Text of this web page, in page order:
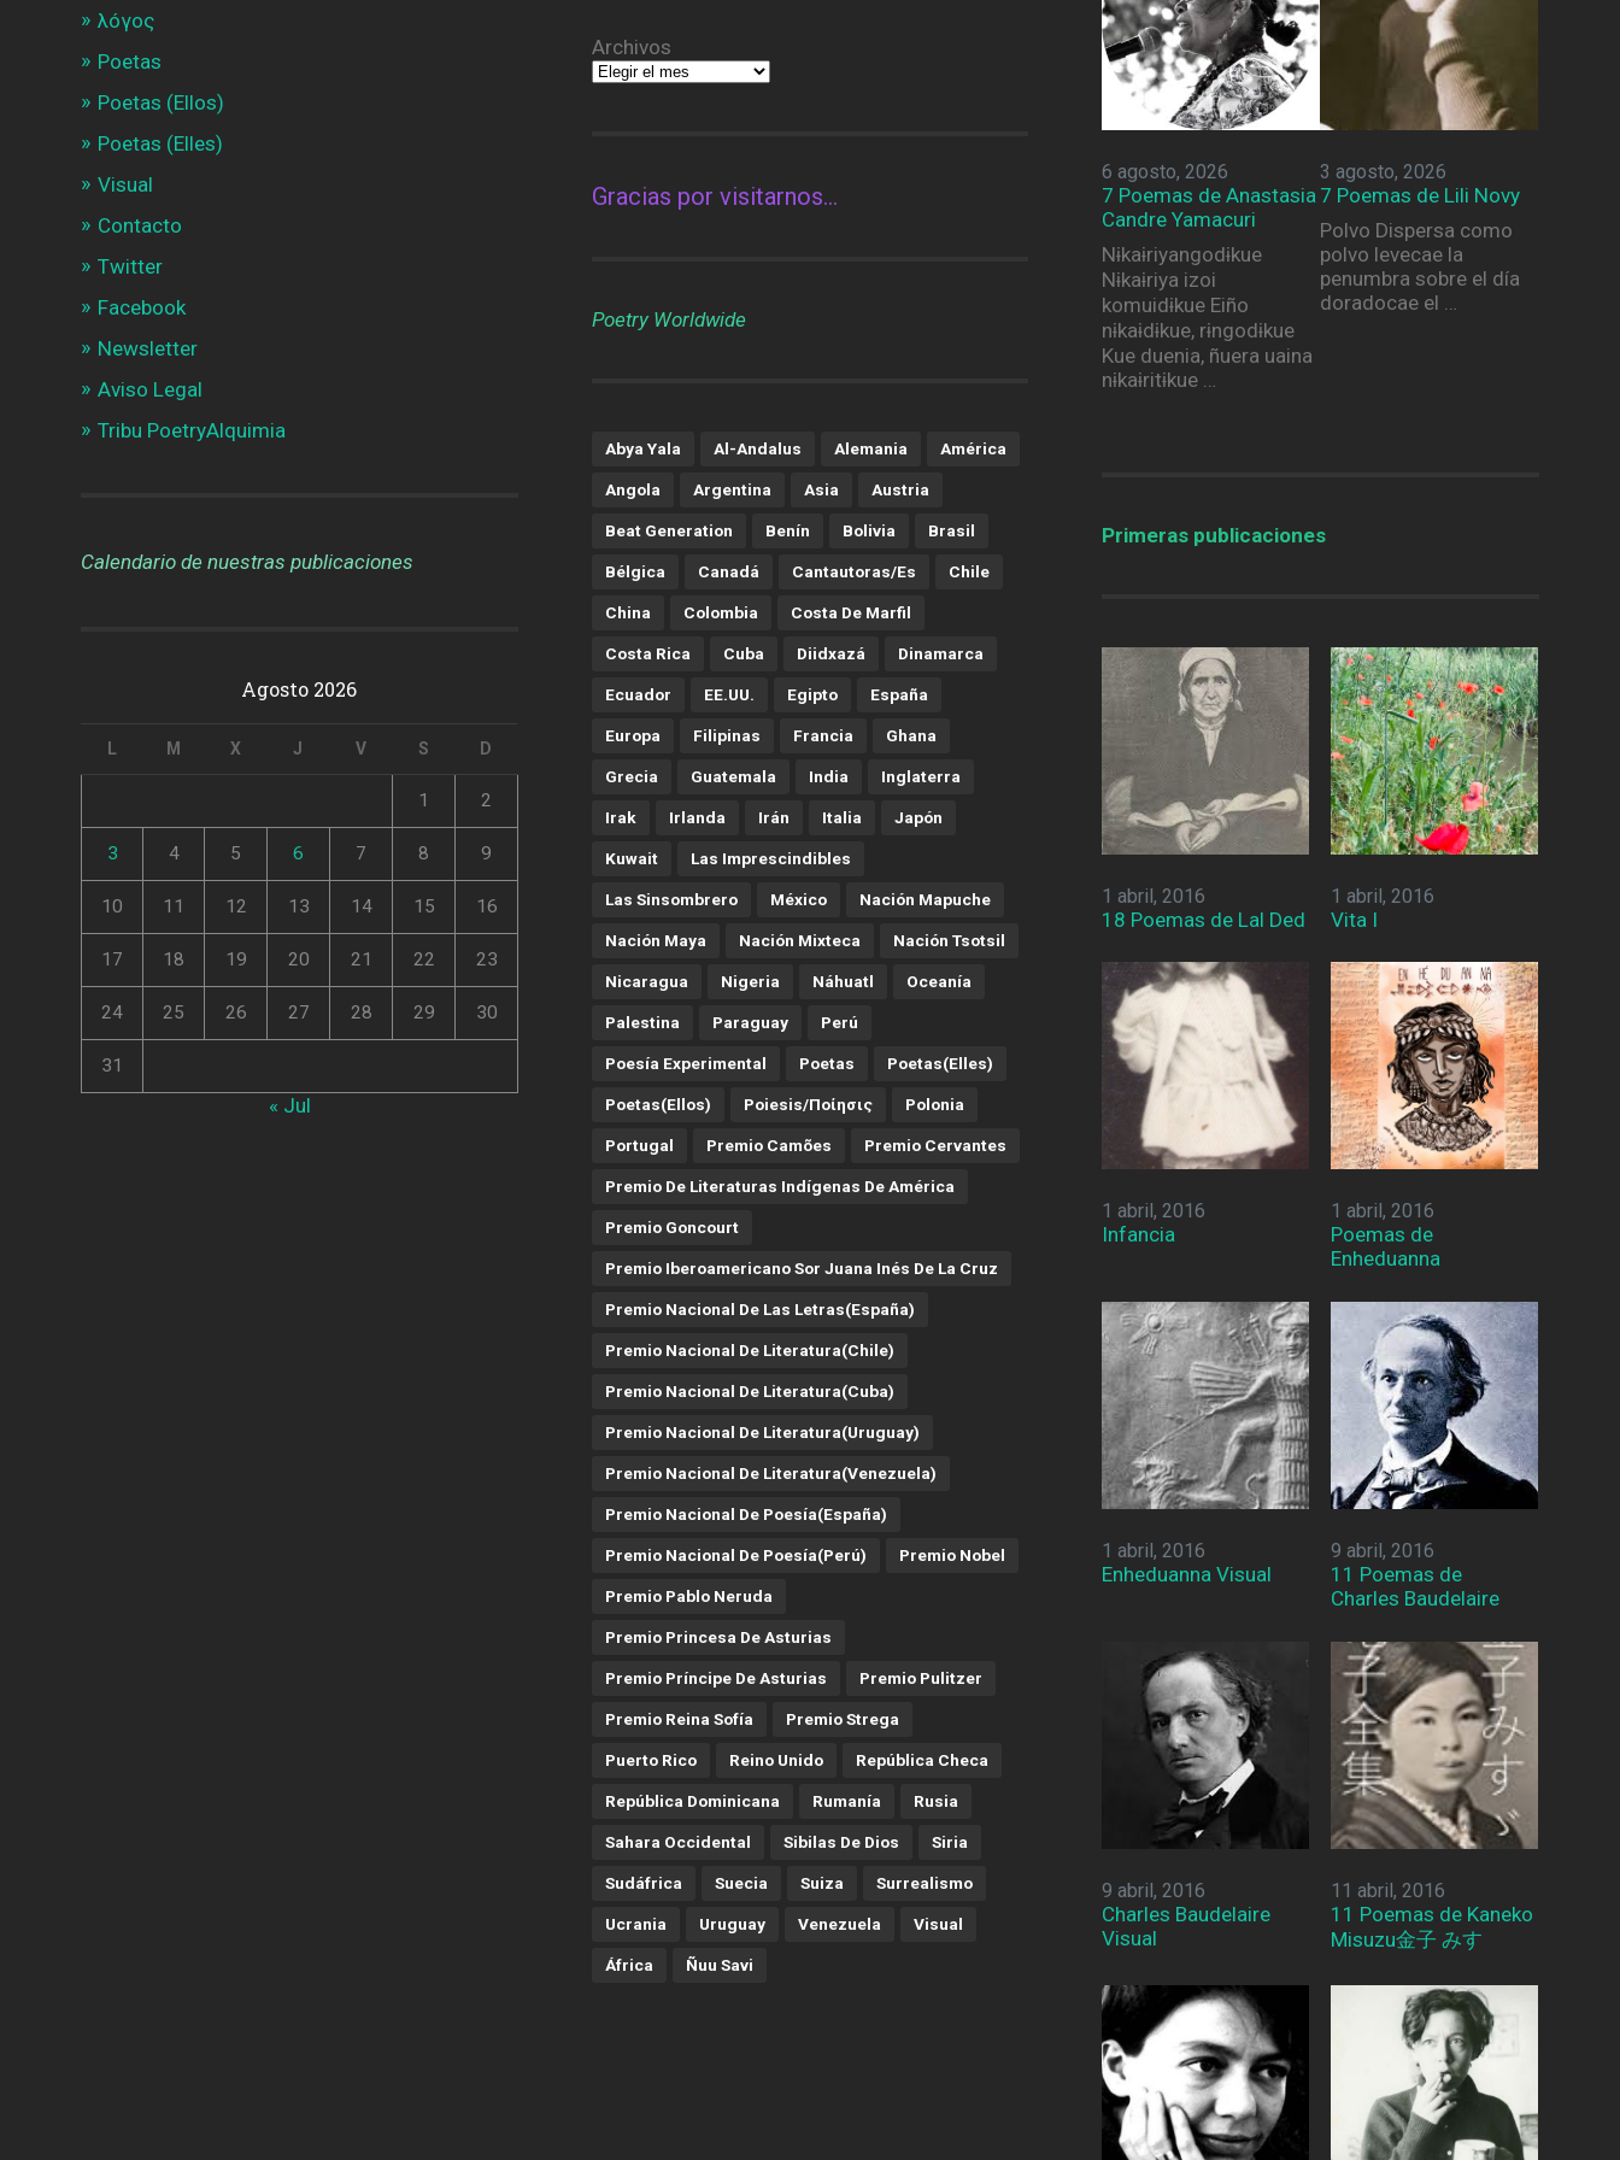
λóγος
Poetas
Poetas (Ellos)
Poetas (Elles)
Visual
Contacto
Twitter
Facebook
Newsletter
Aviso Legal
Tribu PoetryAlquimia
Calendario de nuestras publicaciones
Agosto 2026
L M X J V S D
1 2
3 4 5 6 7 8 9
10 11 12 13 14 15 16
17 18 19 20 21 22 23
24 25 26 27 28 29 30
31
« Jul
Archivos
Gracias por visitarnos…
Poetry Worldwide
Abya Yala Al-Andalus Alemania América
Angola Argentina Asia Austria
Beat Generation Benín Bolivia Brasil
Bélgica Canadá Cantautoras/es Chile
China Colombia Costa De Marfil
Costa Rica Cuba Diidxazá Dinamarca
Ecuador EE.UU. Egipto España
Europa Filipinas Francia Ghana
Grecia Guatemala India Inglaterra
Irak Irlanda Irán Italia Japón
Kuwait Las Imprescindibles
Las Sinsombrero México Nación Mapuche
Nación Maya Nación Mixteca Nación Tsotsil
Nicaragua Nigeria Náhuatl Oceanía
Palestina Paraguay Perú
Poesía Experimental Poetas Poetas(Elles)
Poetas(Ellos) Poiesis/ποίησις Polonia
Portugal Premio Camões Premio Cervantes
Premio De Literaturas Indígenas De América
Premio Goncourt
Premio Iberoamericano Sor Juana Inés De La Cruz
Premio Nacional De Las Letras(España)
Premio Nacional De Literatura(Chile)
Premio Nacional De Literatura(Cuba)
Premio Nacional De Literatura(Uruguay)
Premio Nacional De Literatura(Venezuela)
Premio Nacional De Poesía(España)
Premio Nacional De Poesía(Perú) Premio Nobel
Premio Pablo Neruda
Premio Princesa De Asturias
Premio Príncipe De Asturias Premio Pulitzer
Premio Reina Sofía Premio Strega
Puerto Rico Reino Unido República Checa
República Dominicana Rumanía Rusia
Sahara Occidental Sibilas De Dios Siria
Sudáfrica Suecia Suiza Surrealismo
Ucrania Uruguay Venezuela Visual
África Ñuu Savi
6 agosto, 2026
7 Poemas de Anastasia
Candre Yamacuri
Nɨkaɨriyangodɨkue
Nɨkaɨriya izoi
komuidɨkue Eiño
nɨkaɨdɨkue, rɨngodɨkue
Kue duenia, ñuera uaina
nɨkaɨritɨkue …
3 agosto, 2026
7 Poemas de Lili Novy
Polvo Dispersa como
polvo levecae la
penumbra sobre el día
doradocae el …
Primeras publicaciones
1 abril, 2016
18 Poemas de Lal Ded
1 abril, 2016
Vita I
1 abril, 2016
Infancia
1 abril, 2016
Poemas de
Enheduanna
1 abril, 2016
Enheduanna Visual
9 abril, 2016
11 Poemas de
Charles Baudelaire
9 abril, 2016
Charles Baudelaire
Visual
11 abril, 2016
11 Poemas de Kaneko
Misuzu金子 みすゞ